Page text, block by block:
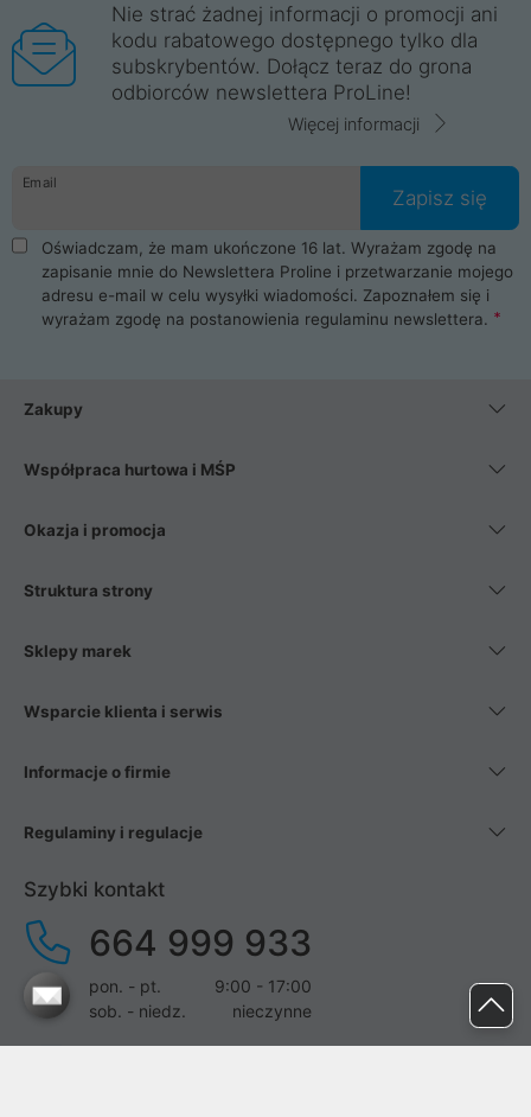
Nie strać żadnej informacji o promocji ani
kodu rabatowego dostępnego tylko dla
subskrybentów. Dołącz teraz do grona
odbiorców newslettera ProLine!
Więcej informacji
Email
Zapisz się
Oświadczam, że mam ukończone 16 lat. Wyrażam zgodę na
zapisanie mnie do Newslettera Proline i przetwarzanie mojego
adresu e-mail w celu wysyłki wiadomości. Zapoznałem się i
wyrażam zgodę na postanowienia regulaminu newslettera.
Zakupy
Współpraca hurtowa i MŚP
Okazja i promocja
Struktura strony
Sklepy marek
Wsparcie klienta i serwis
Informacje o firmie
Regulaminy i regulacje
Szybki kontakt
664 999 933
pon. - pt.
9:00 - 17:00
sob. - niedz.
nieczynne